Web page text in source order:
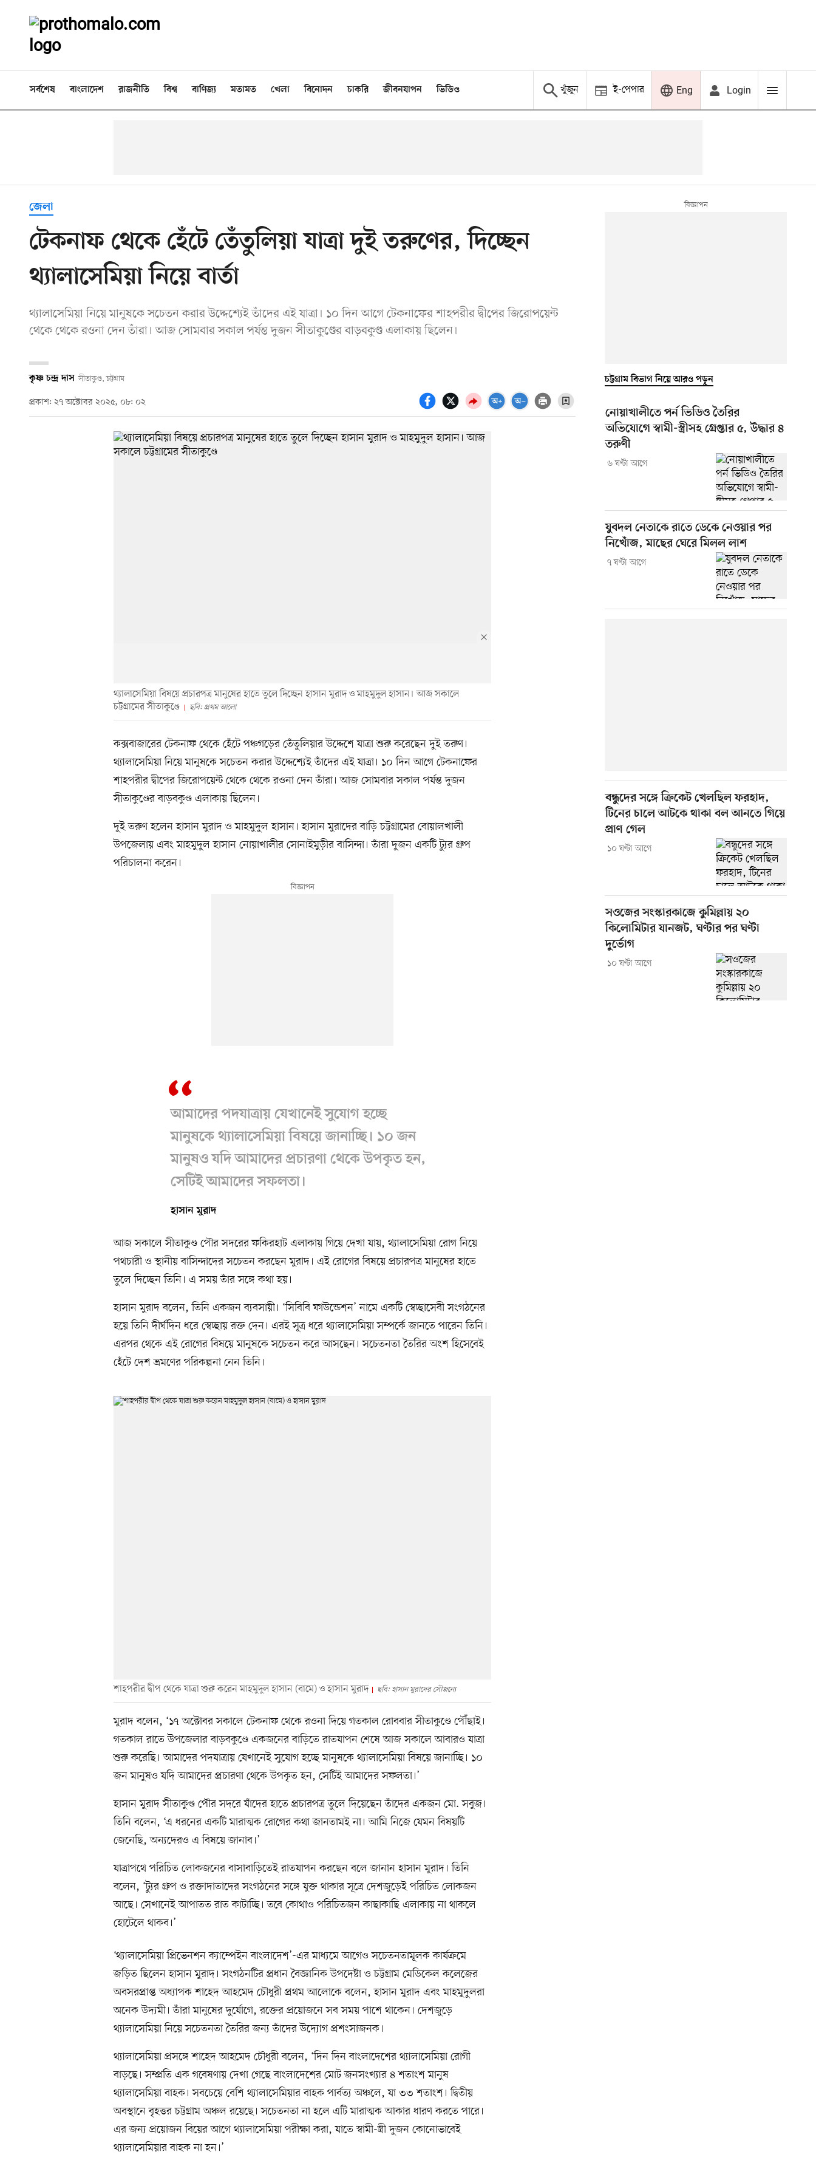
সর্বশেষ বাংলাদেশ রাজনীতি বিশ্ব বাণিজ্য মতামত খেলা বিনোদন চাকরি জীবনযাপন ভিডিও খুঁজুন ই-পেপার Eng Login
জেলা
টেকনাফ থেকে হেঁটে তেঁতুলিয়া যাত্রা দুই তরুণের, দিচ্ছেন
থ্যালাসেমিয়া নিয়ে বার্তা
থ্যালাসেমিয়া নিয়ে মানুষকে সচেতন করার উদ্দেশ্যেই তাঁদের এই যাত্রা। ১০ দিন আগে টেকনাফের শাহপরীর দ্বীপের জিরোপয়েন্ট
থেকে থেকে রওনা দেন তাঁরা। আজ সোমবার সকাল পর্যন্ত দুজন সীতাকুণ্ডের বাড়বকুণ্ড এলাকায় ছিলেন।
কৃষ্ণ চন্দ্র দাস সীতাকুণ্ড, চট্টগ্রাম
প্রকাশ: ২৭ অক্টোবর ২০২৫, ০৮: ০২
থ্যালাসেমিয়া বিষয়ে প্রচারপত্র মানুষের হাতে তুলে দিচ্ছেন হাসান মুরাদ ও মাহমুদুল হাসান। আজ সকালে
চট্টগ্রামের সীতাকুণ্ডে
ছবি: প্রথম আলো
কক্সবাজারের টেকনাফ থেকে হেঁটে পঞ্চগড়ের তেঁতুলিয়ার উদ্দেশে যাত্রা শুরু করেছেন দুই তরুণ।
থ্যালাসেমিয়া নিয়ে মানুষকে সচেতন করার উদ্দেশ্যেই তাঁদের এই যাত্রা। ১০ দিন আগে টেকনাফের
শাহপরীর দ্বীপের জিরোপয়েন্ট থেকে থেকে রওনা দেন তাঁরা। আজ সোমবার সকাল পর্যন্ত দুজন
সীতাকুণ্ডের বাড়বকুণ্ড এলাকায় ছিলেন।
দুই তরুণ হলেন হাসান মুরাদ ও মাহমুদুল হাসান। হাসান মুরাদের বাড়ি চট্টগ্রামের বোয়ালখালী
উপজেলায় এবং মাহমুদুল হাসান নোয়াখালীর সোনাইমুড়ীর বাসিন্দা। তাঁরা দুজন একটি ট্যুর গ্রুপ
পরিচালনা করেন।
আমাদের পদযাত্রায় যেখানেই সুযোগ হচ্ছে
মানুষকে থ্যালাসেমিয়া বিষয়ে জানাচ্ছি। ১০ জন
মানুষও যদি আমাদের প্রচারণা থেকে উপকৃত হন,
সেটিই আমাদের সফলতা।
হাসান মুরাদ
আজ সকালে সীতাকুণ্ড পৌর সদরের ফকিরহাট এলাকায় গিয়ে দেখা যায়, থ্যালাসেমিয়া রোগ নিয়ে
পথচারী ও স্থানীয় বাসিন্দাদের সচেতন করছেন মুরাদ। এই রোগের বিষয়ে প্রচারপত্র মানুষের হাতে
তুলে দিচ্ছেন তিনি। এ সময় তাঁর সঙ্গে কথা হয়।
হাসান মুরাদ বলেন, তিনি একজন ব্যবসায়ী। ‘সিবিবি ফাউন্ডেশন’ নামে একটি স্বেচ্ছাসেবী সংগঠনের
হয়ে তিনি দীর্ঘদিন ধরে স্বেচ্ছায় রক্ত দেন। এরই সূত্র ধরে থ্যালাসেমিয়া সম্পর্কে জানতে পারেন তিনি।
এরপর থেকে এই রোগের বিষয়ে মানুষকে সচেতন করে আসছেন। সচেতনতা তৈরির অংশ হিসেবেই
হেঁটে দেশ ভ্রমণের পরিকল্পনা নেন তিনি।
শাহপরীর দ্বীপ থেকে যাত্রা শুরু করেন মাহমুদুল হাসান (বামে) ও হাসান মুরাদ ছবি: হাসান মুরাদের সৌজন্যে
মুরাদ বলেন, ‘১৭ অক্টোবর সকালে টেকনাফ থেকে রওনা দিয়ে গতকাল রোববার সীতাকুণ্ডে পৌঁছাই।
গতকাল রাতে উপজেলার বাড়বকুণ্ডে একজনের বাড়িতে রাতযাপন শেষে আজ সকালে আবারও যাত্রা
শুরু করেছি। আমাদের পদযাত্রায় যেখানেই সুযোগ হচ্ছে মানুষকে থ্যালাসেমিয়া বিষয়ে জানাচ্ছি। ১০
জন মানুষও যদি আমাদের প্রচারণা থেকে উপকৃত হন, সেটিই আমাদের সফলতা।’
হাসান মুরাদ সীতাকুণ্ড পৌর সদরে যাঁদের হাতে প্রচারপত্র তুলে দিয়েছেন তাঁদের একজন মো. সবুজ।
তিনি বলেন, ‘এ ধরনের একটি মারাত্মক রোগের কথা জানতামই না। আমি নিজে যেমন বিষয়টি
জেনেছি, অন্যদেরও এ বিষয়ে জানাব।’
যাত্রাপথে পরিচিত লোকজনের বাসাবাড়িতেই রাতযাপন করছেন বলে জানান হাসান মুরাদ। তিনি
বলেন, ‘ট্যুর গ্রুপ ও রক্তাদাতাদের সংগঠনের সঙ্গে যুক্ত থাকার সূত্রে দেশজুড়েই পরিচিত লোকজন
আছে। সেখানেই আপাতত রাত কাটাচ্ছি। তবে কোথাও পরিচিতজন কাছাকাছি এলাকায় না থাকলে
হোটেলে থাকব।’
‘থ্যালাসেমিয়া প্রিভেনশন ক্যাম্পেইন বাংলাদেশ’-এর মাধ্যমে আগেও সচেতনতামূলক কার্যক্রমে
জড়িত ছিলেন হাসান মুরাদ। সংগঠনটির প্রধান বৈজ্ঞানিক উপদেষ্টা ও চট্টগ্রাম মেডিকেল কলেজের
অবসরপ্রাপ্ত অধ্যাপক শাহেদ আহমেদ চৌধুরী প্রথম আলোকে বলেন, হাসান মুরাদ এবং মাহমুদুলরা
অনেক উদ্যমী। তাঁরা মানুষের দুর্যোগে, রক্তের প্রয়োজনে সব সময় পাশে থাকেন। দেশজুড়ে
থ্যালাসেমিয়া নিয়ে সচেতনতা তৈরির জন্য তাঁদের উদ্যোগ প্রশংসাজনক।
থ্যালাসেমিয়া প্রসঙ্গে শাহেদ আহমেদ চৌধুরী বলেন, ‘দিন দিন বাংলাদেশের থ্যালাসেমিয়া রোগী
বাড়ছে। সম্প্রতি এক গবেষণায় দেখা গেছে বাংলাদেশের মোট জনসংখ্যার ৪ শতাংশ মানুষ
থ্যালাসেমিয়া বাহক। সবচেয়ে বেশি থ্যালাসেমিয়ার বাহক পার্বত্য অঞ্চলে, যা ৩৩ শতাংশ। দ্বিতীয়
অবস্থানে বৃহত্তর চট্টগ্রাম অঞ্চল রয়েছে। সচেতনতা না হলে এটি মারাত্মক আকার ধারণ করতে পারে।
এর জন্য প্রয়োজন বিয়ের আগে থ্যালাসেমিয়া পরীক্ষা করা, যাতে স্বামী-স্ত্রী দুজন কোনোভাবেই
থ্যালাসেমিয়ার বাহক না হন।’
চট্টগ্রাম বিভাগ নিয়ে আরও পড়ুন
নোয়াখালীতে পর্ন ভিডিও তৈরির
অভিযোগে স্বামী-স্ত্রীসহ গ্রেপ্তার ৫, উদ্ধার ৪
তরুণী
৬ ঘণ্টা আগে
যুবদল নেতাকে রাতে ডেকে নেওয়ার পর
নিখোঁজ, মাছের ঘেরে মিলল লাশ
৭ ঘণ্টা আগে
বন্ধুদের সঙ্গে ক্রিকেট খেলছিল ফরহাদ,
টিনের চালে আটকে থাকা বল আনতে গিয়ে
প্রাণ গেল
১০ ঘণ্টা আগে
সওজের সংস্কারকাজে কুমিল্লায় ২০
কিলোমিটার যানজট, ঘণ্টার পর ঘণ্টা
দুর্ভোগ
১০ ঘণ্টা আগে